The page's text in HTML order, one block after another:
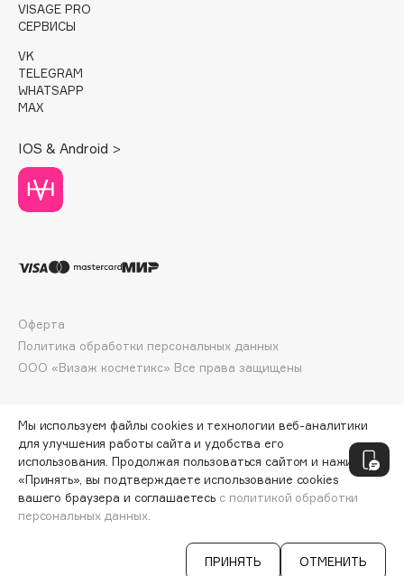
D
d'Alba
DABO
DARLING*
Davines
Deonica
Dessange
Divage
Dorco
DP Daily Perfection
Dr.Jart+
DSD de Luxe
Dyson
ДОБАВИТЬ В КОРЗИНУ
VISAGE PRO
СЕРВИСЫ
VK
TELEGRAM
WHATSAPP
MAX
IOS & Android >
ООО «Визаж косметикс» Все права защищены
Оферта
Политика обработки персональных данных
Мы используем файлы cookies и технологии веб-аналитики
для улучшения работы сайта и удобства его
использования. Продолжая пользоваться сайтом и нажимая
«Принять», вы подтверждаете использование cookies
вашего браузера и соглашаетесь с политикой обработки
персональных данных.
ПРИНЯТЬ ОТМЕНИТЬ